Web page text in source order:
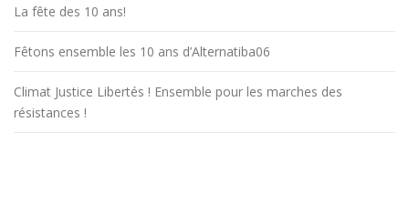
r
i
c
l
La fête des 10 ans!
Fêtons ensemble les 10 ans d’Alternatiba06
Climat Justice Libertés ! Ensemble pour les marches des
résistances !